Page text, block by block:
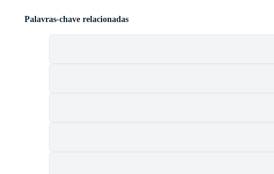
Palavras-chave relacionadas